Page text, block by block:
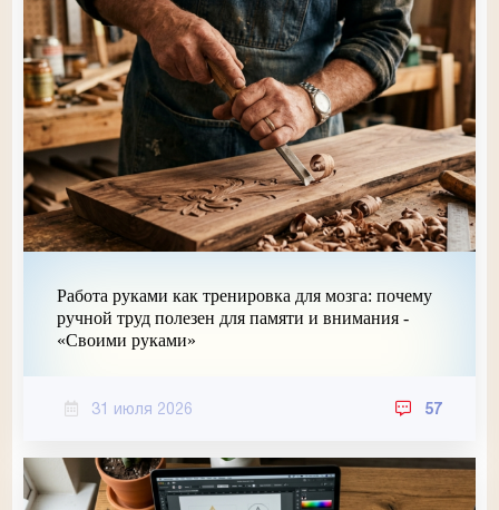
Работа руками как тренировка для мозга: почему
ручной труд полезен для памяти и внимания -
«Своими руками»
31 июля 2026 57